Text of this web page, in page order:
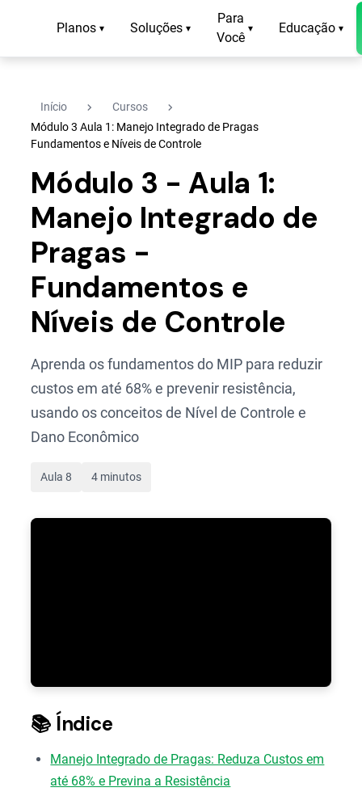
Planos ▾ Soluções ▾
Para
Você
▾ Educação ▾
Início navigate_next Cursos navigate_next
Módulo 3 Aula 1: Manejo Integrado de Pragas
Fundamentos e Níveis de Controle
Módulo 3 - Aula 1:
Manejo Integrado de
Pragas -
Fundamentos e
Níveis de Controle
Aprenda os fundamentos do MIP para reduzir
custos em até 68% e prevenir resistência,
usando os conceitos de Nível de Controle e
Dano Econômico
Aula 8 4 minutos
📚 Índice
Manejo Integrado de Pragas: Reduza Custos em
até 68% e Previna a Resistência